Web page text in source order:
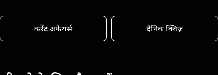
करेंट अफेयर्स दैनिक क्विज़